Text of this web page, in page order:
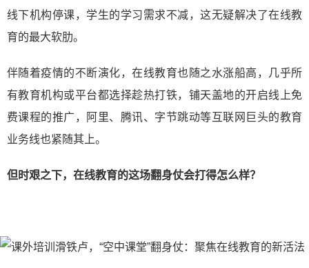
线下机构停课，学生的学习需求不减，这无疑解决了在线教
育的最大软肋。
伴随着疫情的不断演化，在线教育也随之水涨船高，几乎所
有教育机构或平台都选择趁热打铁，铺天盖地的开启线上免
费课程的推广，阿里、腾讯、字节跳动等互联网巨头的教育
业务线也紧随其上。
但时艰之下，在线教育的这场翻身仗会打得怎么样？